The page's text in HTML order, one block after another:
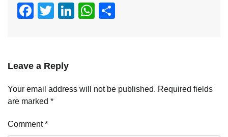
Facebook
TwitterLinkedIn
WhatsApp
Leave a Reply
Your email address will not be published. Required fields
are marked *
Comment*